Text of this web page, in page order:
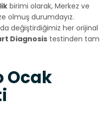
birimi olarak, Merkez ve
olmuş durumdayız.
değiştirdiğimiz her orijinal
Diagnosis testinden tam
Ocak